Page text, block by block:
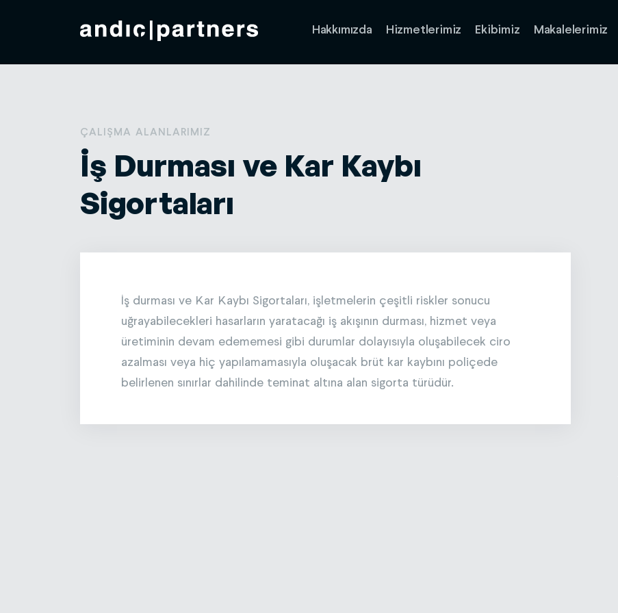
Hakkımızda Hizmetlerimiz Ekibimiz Makalelerimiz
ÇALIŞMA ALANLARIMIZ
İş Durması ve Kar Kaybı
Sigortaları
İş durması ve Kar Kaybı Sigortaları, işletmelerin çeşitli riskler sonucu
uğrayabilecekleri hasarların yaratacağı iş akışının durması, hizmet veya
üretiminin devam edememesi gibi durumlar dolayısıyla oluşabilecek ciro
azalması veya hiç yapılamamasıyla oluşacak brüt kar kaybını poliçede
belirlenen sınırlar dahilinde teminat altına alan sigorta türüdür.